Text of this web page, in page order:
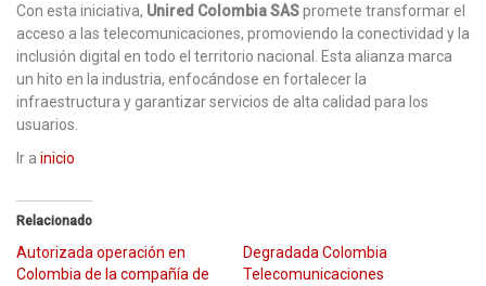
Con esta iniciativa, Unired Colombia SASpromete transformar el
acceso a las telecomunicaciones, promoviendo la conectividad y la
inclusión digital en todo el territorio nacional. Esta alianza marca
un hito en la industria, enfocándose en fortalecer la
infraestructura y garantizar servicios de alta calidad para los
usuarios.
Ir a inicio
Relacionado
Autorizada operación en
Colombia de la compañía de
Degradada Colombia
Telecomunicaciones